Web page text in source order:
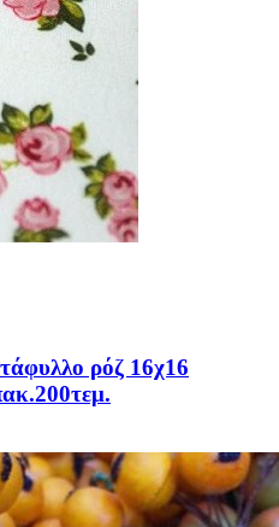
ρόζ 16χ16